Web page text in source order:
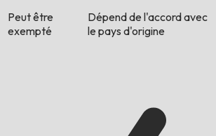
Peut être
exempté
Dépend de l'accord avec
le pays d'origine